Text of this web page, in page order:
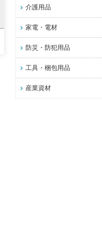
介護用品
家電・電材
防災・防犯用品
工具・梱包用品
産業資材